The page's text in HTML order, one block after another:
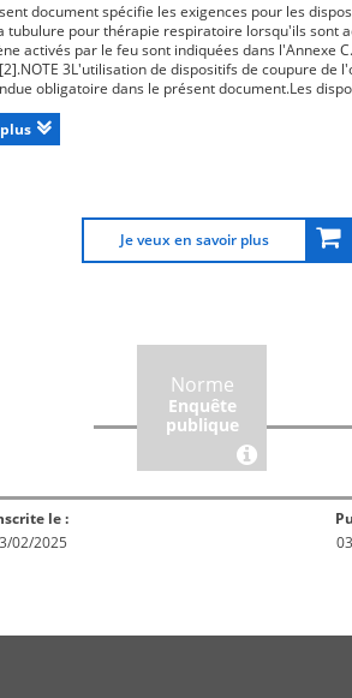
document spécifie les exigences pour les
tubulure pour thérapie respiratoire lorsqu'ils sont
activés par le feu sont indiquées dans l'Annexe
3L'utilisation de dispositifs de coupure de
obligatoire dans le présent document.Les
de cet article est donnée en A.2.Les
spécifiée dans la norme générale relative
Je veux en savoir plus
le :
02/2025
Norme
Enquête
publique